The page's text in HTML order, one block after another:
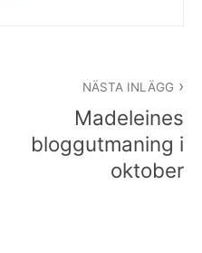
NÄSTA INLÄGG
Madeleines
bloggutmaning i
oktober